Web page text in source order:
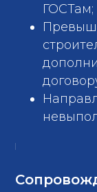
ГОСТам;